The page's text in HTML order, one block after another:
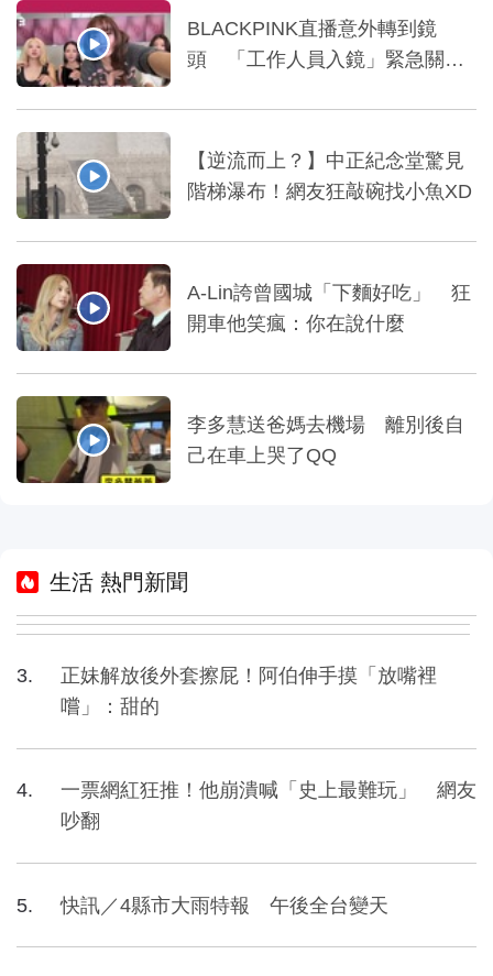
BLACKPINK直播意外轉到鏡
頭 「工作人員入鏡」緊急關播
【逆流而上？】中正紀念堂驚見
階梯瀑布！網友狂敲碗找小魚XD
A-Lin誇曾國城「下麵好吃」 狂
開車他笑瘋：你在說什麼
李多慧送爸媽去機場 離別後自
己在車上哭了QQ
生活 熱門新聞
正妹解放後外套擦屁！阿伯伸手摸「放嘴裡
嚐」：甜的
一票網紅狂推！他崩潰喊「史上最難玩」 網友
吵翻
快訊／4縣市大雨特報 午後全台變天